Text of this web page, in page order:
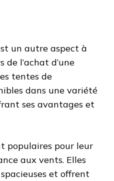
un autre aspect à
de l’achat d’une
tentes de
dans une variété
ses avantages et
populaires pour leur
aux vents. Elles
et offrent